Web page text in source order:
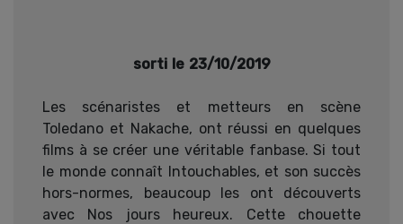
sorti le 23/10/2019
Les scénaristes et metteurs en scène
Toledano et Nakache, ont réussi en quelques
films à se créer une véritable fanbase. Si tout
le monde connaît Intouchables, et son succès
hors-normes, beaucoup les ont découverts
avec Nos jours heureux. Cette chouette